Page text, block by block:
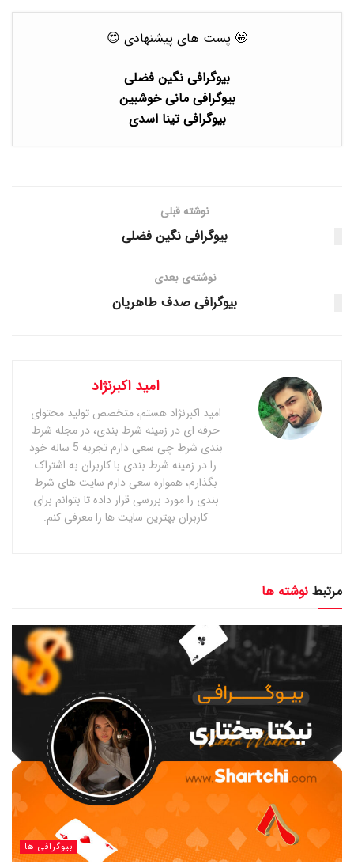
🤩 پست های پیشنهادی 😍
بیوگرافی نگین فضلی
بیوگرافی مانی خوشبین
بیوگرافی تینا اسدی
نوشته قبلی
بیوگرافی نگین فضلی
نوشته‌ی بعدی
بیوگرافی صدف طاهریان
امید اکبرنژاد
امید اکبرنژاد هستم، متخصص تولید محتوای
حرفه ای در زمینه شرط بندی، در مجله شرط
بندی شرط چی سعی دارم تجربه 5 ساله خود
را در زمینه شرط بندی با کاربران به اشتراک
بگذارم، همواره سعی دارم سایت های شرط
بندی را مورد بررسی قرار داده تا بتوانم برای
کاربران بهترین سایت ها را معرفی کنم.
مرتبط نوشته ها
بیوگرافی ها